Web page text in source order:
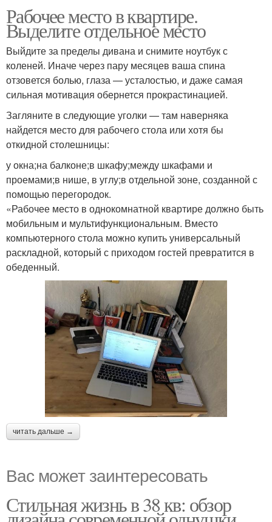
Рабочее место в квартире.
Выделите отдельное место
Выйдите за пределы дивана и снимите ноутбук с
коленей. Иначе через пару месяцев ваша спина
отзовется болью, глаза — усталостью, и даже самая
сильная мотивация обернется прокрастинацией.
Загляните в следующие уголки — там наверняка
найдется место для рабочего стола или хотя бы
откидной столешницы:
у окна;на балконе;в шкафу;между шкафами и
проемами;в нише, в углу;в отдельной зоне, созданной с
помощью перегородок.
«Рабочее место в однокомнатной квартире должно быть
мобильным и мультифункциональным. Вместо
компьютерного стола можно купить универсальный
раскладной, который с приходом гостей превратится в
обеденный.
читать дальше →
Вас может заинтересовать
Стильная жизнь в 38 кв: обзор